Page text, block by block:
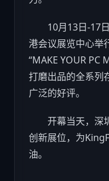
10月13日-17日
港会议展览中心举
“MAKE YOUR PC
打磨出品的全系列
广泛的好评。
开幕当天，深
创新展位，为
油。